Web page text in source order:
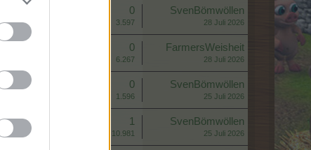
0
3.597
SvenBömwöllen
28 Juli 2026
0
6.267
FarmersWeisheit
28 Juli 2026
0
1.596
SvenBömwöllen
25 Juli 2026
1
10.981
SvenBömwöllen
25 Juli 2026